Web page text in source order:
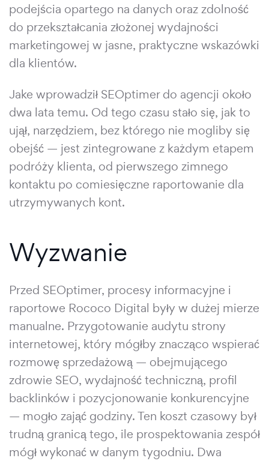
podejścia opartego na danych oraz zdolność
do przekształcania złożonej wydajności
marketingowej w jasne, praktyczne wskazówki
dla klientów.
Jake wprowadził SEOptimer do agencji około
dwa lata temu. Od tego czasu stało się, jak to
ujął, narzędziem, bez którego nie mogliby się
obejść — jest zintegrowane z każdym etapem
podróży klienta, od pierwszego zimnego
kontaktu po comiesięczne raportowanie dla
utrzymywanych kont.
Wyzwanie
Przed SEOptimer, procesy informacyjne i
raportowe Rococo Digital były w dużej mierze
manualne. Przygotowanie audytu strony
internetowej, który mógłby znacząco wspierać
rozmowę sprzedażową — obejmującego
zdrowie SEO, wydajność techniczną, profil
backlinków i pozycjonowanie konkurencyjne
— mogło zająć godziny. Ten koszt czasowy był
trudną granicą tego, ile prospektowania zespół
mógł wykonać w danym tygodniu. Dwa